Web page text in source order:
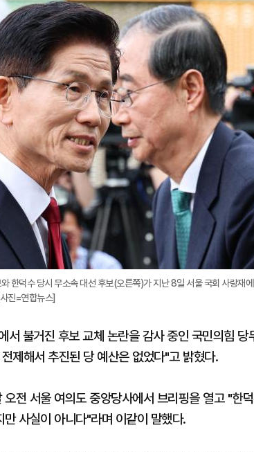
한덕수 당시 무소속 대선 후보(오른쪽)가 지난 8일 서울 국회 사랑재
진=연합뉴스]
서 불거진 후보 교체 논란을 감사 중인 국민의힘
제해서 추진된 당 예산은 없었다"고 밝혔다.
전 서울 여의도 중앙당사에서 브리핑을 열고 "한
사실이 아니다"라며 이같이 말했다.